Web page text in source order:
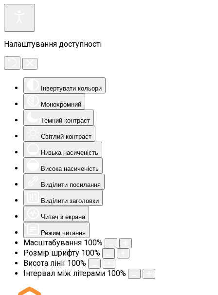
Налаштування доступності
Інвертувати кольори
Монохромний
Темний контраст
Світлий контраст
Низька насиченість
Висока насиченість
Виділити посилання
Виділити заголовки
Читач з екрана
Режим читання
Масштабування 100%
Розмір шрифту 100%
Висота лінії 100%
Інтервал між літерами 100%